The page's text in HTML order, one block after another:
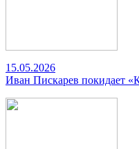
15.05.2026
Иван Пискарев покидает